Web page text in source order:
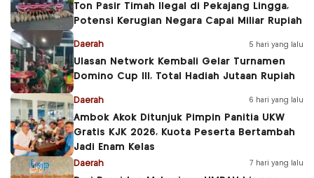
Ton Pasir Timah Ilegal di Pekajang Lingga,
Potensi Kerugian Negara Capai Miliar Rupiah
Daerah 5 hari yang lalu
Ulasan Network Kembali Gelar Turnamen
Domino Cup III, Total Hadiah Jutaan Rupiah
Daerah 6 hari yang lalu
Ambok Akok Ditunjuk Pimpin Panitia UKW
Gratis KJK 2026, Kuota Peserta Bertambah
Jadi Enam Kelas
Daerah 7 hari yang lalu